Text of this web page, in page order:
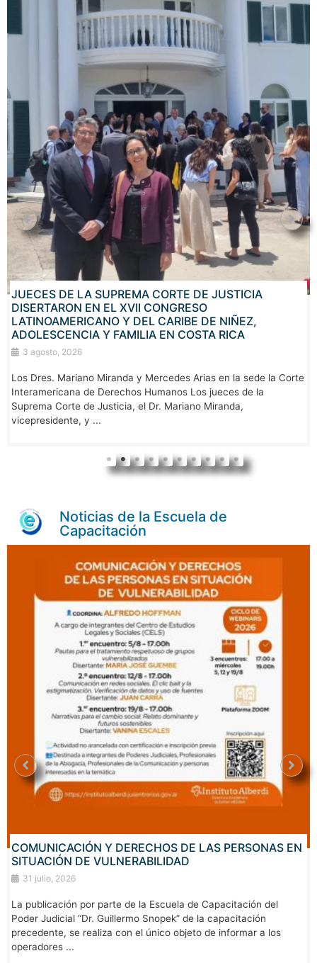
JUECES DE LA SUPREMA CORTE DE JUSTICIA
DISERTARON EN EL XVII CONGRESO
LATINOAMERICANO Y DEL CARIBE DE NIÑEZ,
ADOLESCENCIA Y FAMILIA EN COSTA RICA
3 agosto, 2026
Los Dres. Mariano Miranda y Mercedes Arias en la sede la Corte
Interamericana de Derechos Humanos Los jueces de la
Suprema Corte de Justicia, el Dr. Mariano Miranda,
vicepresidente, y ...
Noticias de la Escuela de
Capacitación
COMUNICACIÓN Y DERECHOS DE LAS PERSONAS EN
SITUACIÓN DE VULNERABILIDAD
31 julio, 2026
La publicación por parte de la Escuela de Capacitación del
Poder Judicial “Dr. Guillermo Snopek” de la capacitación
precedente, se realiza con el único objeto de informar a los
operadores ...